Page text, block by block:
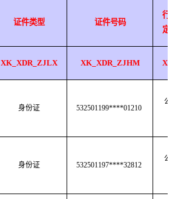
证件类型 证件号码
行政
定文
XK_XDR_ZJLX XK_XDR_ZJHM
身份证 532501199****01210
公共
身份证 532501197****32812
公共